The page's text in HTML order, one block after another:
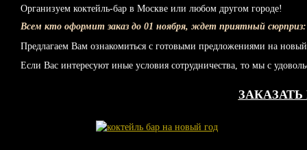
Организуем коктейль-бар в Москве или любом другом городе!
Всем кто оформит заказ до 01 ноября, ждет приятный
Предлагаем Вам ознакомиться с готовыми предложениями на
Если Вас интересуют иные условия сотрудничества, то мы с